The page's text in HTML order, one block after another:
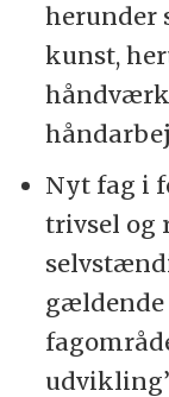
herunder
kunst,
håndværk
Nyt fag i
trivsel og
gældende